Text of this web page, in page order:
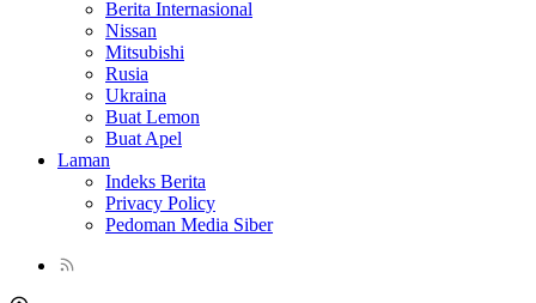
Berita Internasional
Nissan
Mitsubishi
Rusia
Ukraina
Buat Lemon
Buat Apel
Laman
Indeks Berita
Privacy Policy
Pedoman Media Siber